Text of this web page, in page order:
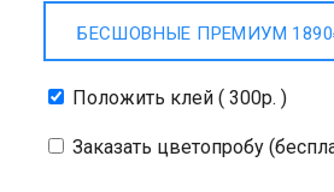
БЕСШОВНЫЕ ПРЕМИУМ
Положить клей ( 300р. )
Заказать цветопробу